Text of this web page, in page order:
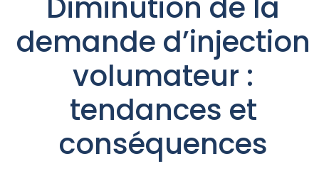
demande d’injection
volumateur :
tendances et
conséquences